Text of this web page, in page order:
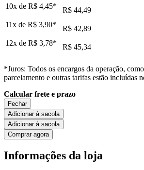
10x de R$ 4,45*
R$ 44,49
11x de R$ 3,90*
R$ 42,89
12x de R$ 3,78* R$ 45,34
*Juros: Todos os encargos da operação,
parcelamento e outras tarifas estão incluídas
Calcular frete e prazo
Fechar
Adicionar à sacola
Adicionar à sacola
Comprar agora
Informações da loja